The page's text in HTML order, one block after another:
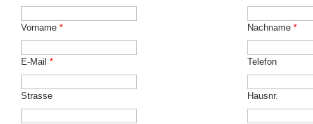
Vorname * Nachname *
E-Mail * Telefon
Strasse Hausnr.